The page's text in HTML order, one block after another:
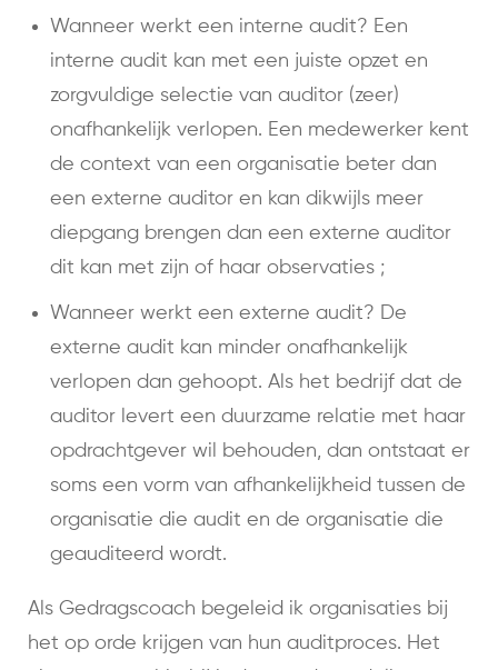
Wanneer werkt een interne audit? Een
interne audit kan met een juiste opzet en
zorgvuldige selectie van auditor (zeer)
onafhankelijk verlopen. Een medewerker kent
de context van een organisatie beter dan
een externe auditor en kan dikwijls meer
diepgang brengen dan een externe auditor
dit kan met zijn of haar observaties ;
Wanneer werkt een externe audit? De
externe audit kan minder onafhankelijk
verlopen dan gehoopt. Als het bedrijf dat de
auditor levert een duurzame relatie met haar
opdrachtgever wil behouden, dan ontstaat er
soms een vorm van afhankelijkheid tussen de
organisatie die audit en de organisatie die
geauditeerd wordt.
Als Gedragscoach begeleid ik organisaties bij
het op orde krijgen van hun auditproces. Het